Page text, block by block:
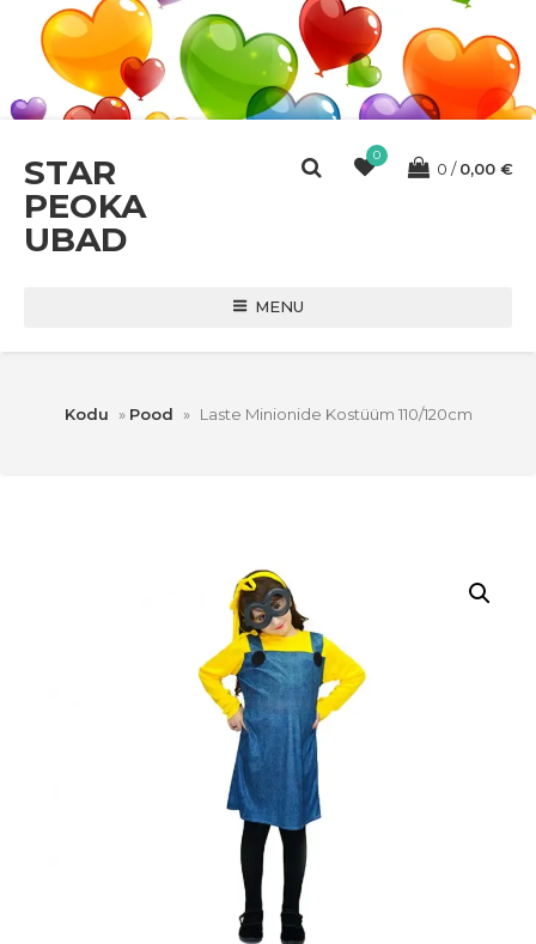
STAR
PEOKA
UBAD
0
0 0,00 €
MENU
Kodu » Pood » Laste Minionide Kostüüm 110/120cm